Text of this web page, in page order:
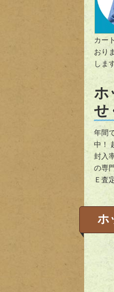
カー
おり
しま
ホ
せ
年間
中！
封入
の専
Ｅ査
ホ